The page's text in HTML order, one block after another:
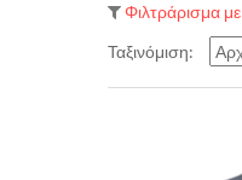
Φιλτράρισμα
Ταξινόμιση: